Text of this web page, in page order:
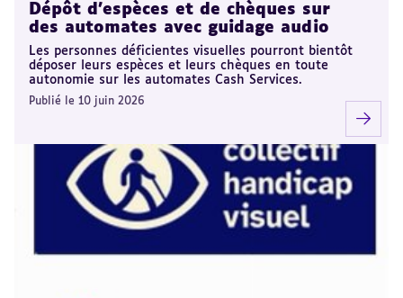
Dépôt d'espèces et de chèques sur
des automates avec guidage audio
Les personnes déficientes visuelles pourront bientôt
déposer leurs espèces et leurs chèques en toute
autonomie sur les automates Cash Services.
Publié le 10 juin 2026